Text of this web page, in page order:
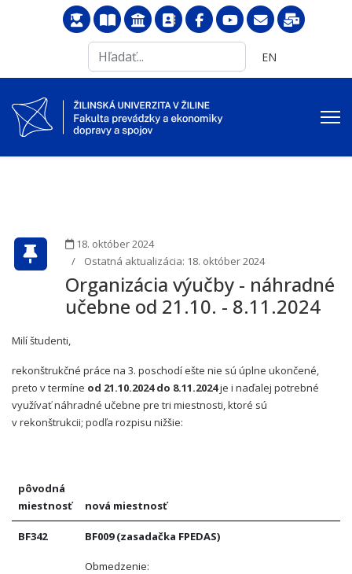
...
Vyberte váš jazyk
EN
18. október 2024
Ostatná aktualizácia: 18. október 2024
Organizácia výučby - náhradné
učebne od 21.10. - 8.11.2024
Milí študenti,
rekonštrukčné práce na 3. poschodí ešte nie sú úplne ukončené,
preto v termíne od 21.10.2024 do 8.11.2024je i naďalej potrebné
využívať náhradné učebne pre tri miestnosti, ktoré sú
v rekonštrukcii; podľa rozpisu nižšie:
pôvodná
miestnosť
nová miestnosť
BF342 BF009 (zasadačka FPEDAS)
Obmedzenie: